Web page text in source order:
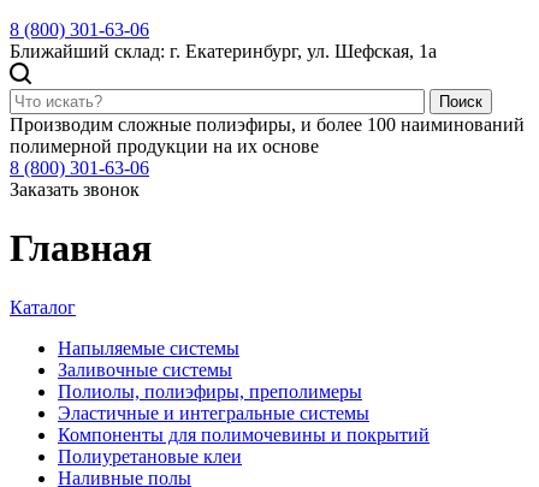
8 (800) 301-63-06
Ближайший склад: г. Екатеринбург, ул. Шефская, 1а
Поиск
Производим сложные полиэфиры, и более 100 наиминований
полимерной продукции на их основе
8 (800) 301-63-06
Заказать звонок
Главная
Каталог
Напыляемые системы
Заливочные системы
Полиолы, полиэфиры, преполимеры
Эластичные и интегральные системы
Компоненты для полимочевины и покрытий
Полиуретановые клеи
Наливные полы